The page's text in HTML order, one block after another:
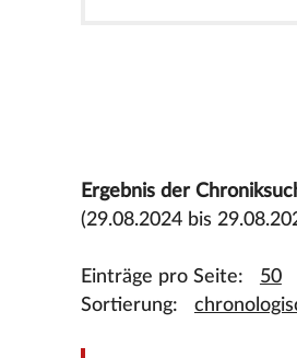
Ergebnis der
(29.08.2024 bis
Einträge pro Seite: 50
Sortierung: